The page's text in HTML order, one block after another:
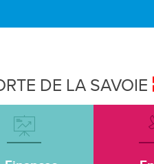
DE LA SAVOIE